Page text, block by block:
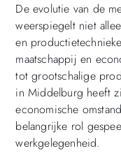
De evolutie van de
weerspiegelt niet
en
maatschappij en
tot grootschalige
in Middelburg heeft
economische
belangrijke rol
werkgelegenheid.